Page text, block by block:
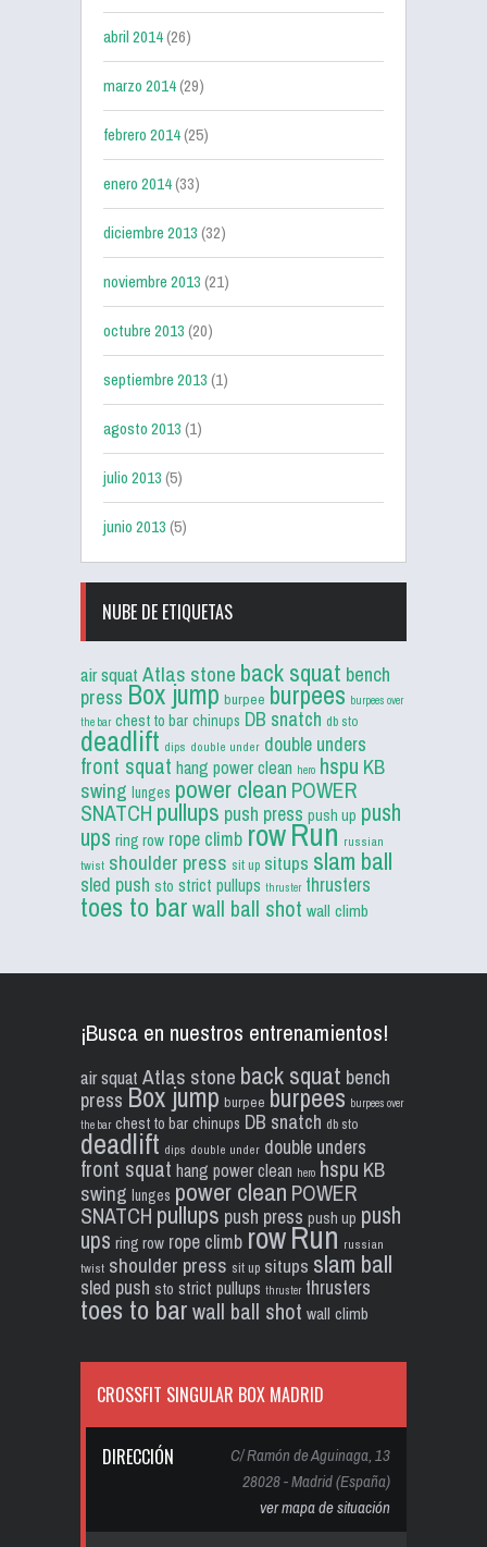
abril 2014(26)
marzo 2014(29)
febrero 2014(25)
enero 2014(33)
diciembre 2013(32)
noviembre 2013(21)
octubre 2013(20)
septiembre 2013(1)
agosto 2013(1)
julio 2013(5)
junio 2013(5)
NUBE DE ETIQUETAS
air squat Atlas stone back squat bench
press Box jump burpee burpees burpees over
the bar chest to bar chinups DB snatch db sto
deadlift dips double under double unders
front squat hang power clean hero hspu KB
swing lunges power clean POWER
SNATCH pullups push press push up push
ups ring row rope climb rowRun russian
twist shoulder press sit up situps slam ball
sled push sto strict pullups thruster thrusters
toes to barwall ball shot wall climb
¡Busca en nuestros entrenamientos!
air squat Atlas stone back squat bench
press Box jump burpee burpees burpees over
the bar chest to bar chinups DB snatch db sto
deadlift dips double under double unders
front squat hang power clean hero hspu KB
swing lunges power clean POWER
SNATCH pullups push press push up push
ups ring row rope climb rowRun russian
twist shoulder press sit up situps slam ball
sled push sto strict pullups thruster thrusters
toes to barwall ball shot wall climb
CROSSFIT SINGULAR BOX MADRID
DIRECCIÓN
C/ Ramón de Aguinaga, 13
28028 - Madrid (España)
ver mapa de situación